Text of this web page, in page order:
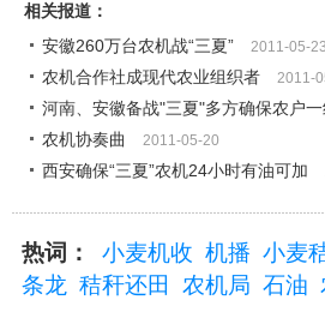
相关报道：
安徽260万台农机战“三夏”
2011-05-23
农机合作社成现代农业组织者 2011-
河南、安徽备战"三夏"多方确保农户一
农机协奏曲 2011-05-20
西安确保“三夏”农机24小时有油可加
热词： 小麦机收 机播 小麦
条龙 秸秆还田 农机局 石油